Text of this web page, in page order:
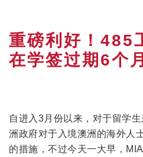
重磅利好！485
在学签过期6个
自进入3月份以来，对于留学
洲政府对于入境澳洲的海外人
的措施，不过今天一大早，